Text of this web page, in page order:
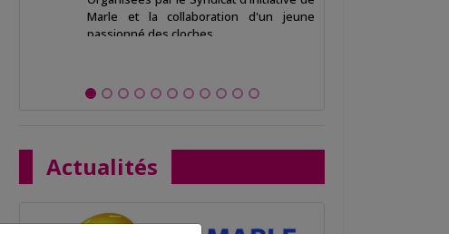
Marle et la collaboration d'un jeune
passionné des cloches...
Actualités